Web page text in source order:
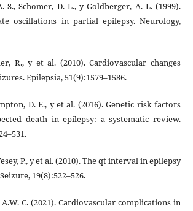
S., Schomer, D. L., y Goldberger, A. L. (1999).
oscillations in partial epilepsy. Neurology,
R., y et al. (2010). Cardiovascular changes
Epilepsia, 51(9):1579–1586.
D. E., y et al. (2016). Genetic risk factors
death in epilepsy: a systematic review.
P., y et al. (2010). The qt interval in epilepsy
19(8):522–526.
A.W. C. (2021). Cardiovascular complications in